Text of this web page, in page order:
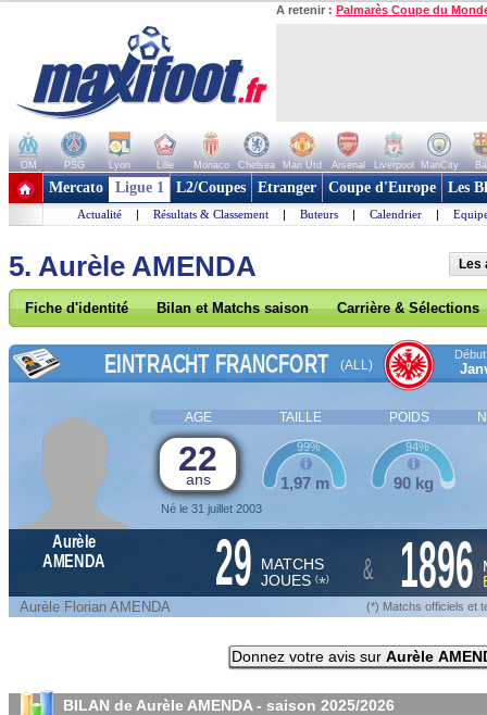
A retenir : Palmarès Coupe du
OM PSG Lyon Lille Monaco Chelsea Man Utd Arsenal Liverpool ManCity
+ de clubs
Mercato Ligue 1 L2/Coupes Etranger Coupe d'Europe Les
Actualité | Résultats & Classement | Buteurs | Calendrier |
5. Aurèle AMENDA Les
Fiche d'identité Bilan et Matchs saison Carrière & Sélections
EINTRACHT FRANCFORT (ALL)
AGE TAILLE POIDS
22
ans
Né le 31 juillet 2003
1,97 m
99%
90 kg
94%
Aurèle
AMENDA
29 MATCHS
JOUES (*) & 1896
Aurèle Florian AMENDA (*) Matchs officiels et
Donnez votre avis sur Aurèle
BILAN de Aurèle AMENDA - saison 2025/2026